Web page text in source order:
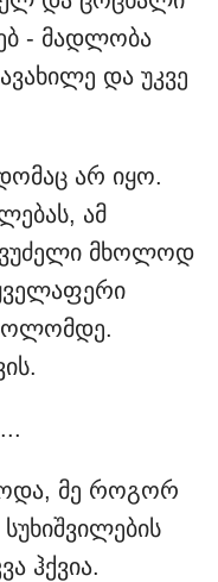
- მადლობა
და უკვე
არ იყო.
ამ
მხოლოდ
მე როგორ
ჰქვია.